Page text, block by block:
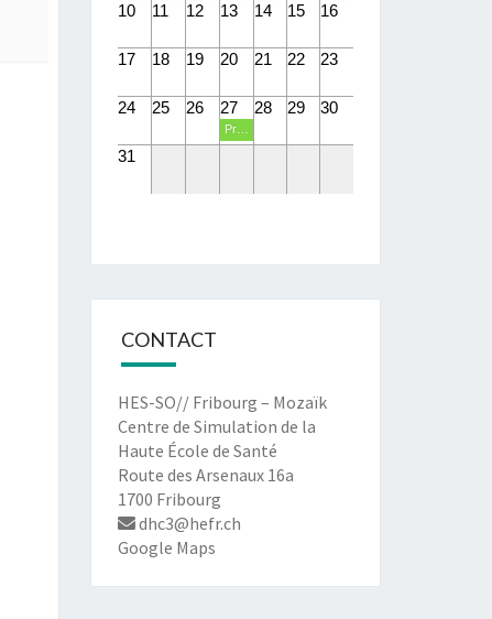
10 11 12 13 14 15 16
17 18 19 20 21 22 23
24 25 26 27
Présentations PIT eHealth
28 29 30
31
CONTACT
HES-SO// Fribourg – Mozaïk
Centre de Simulation de la
Haute École de Santé
Route des Arsenaux 16a
1700 Fribourg
dhc3@hefr.ch
Google Maps